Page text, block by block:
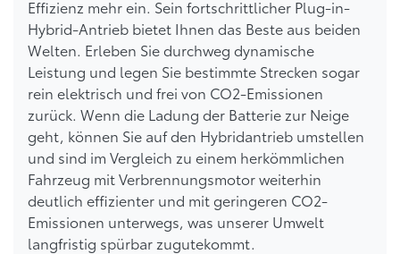
Effizienz mehr ein. Sein fortschrittlicher Plug-in-
Hybrid-Antrieb bietet Ihnen das Beste aus beiden
Welten. Erleben Sie durchweg dynamische
Leistung und legen Sie bestimmte Strecken sogar
rein elektrisch und frei von CO2-Emissionen
zurück. Wenn die Ladung der Batterie zur Neige
geht, können Sie auf den Hybridantrieb umstellen
und sind im Vergleich zu einem herkömmlichen
Fahrzeug mit Verbrennungsmotor weiterhin
deutlich effizienter und mit geringeren CO2-
Emissionen unterwegs, was unserer Umwelt
langfristig spürbar zugutekommt.